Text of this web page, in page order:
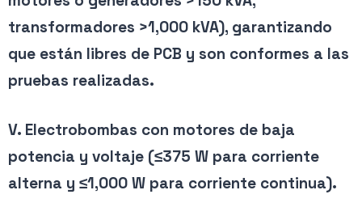
transformadores >1,000 kVA), garantizando
que están libres de PCB y son conformes a las
pruebas realizadas.
V. Electrobombas con motores de baja
potencia y voltaje (≤375 W para corriente
alterna y ≤1,000 W para corriente continua).